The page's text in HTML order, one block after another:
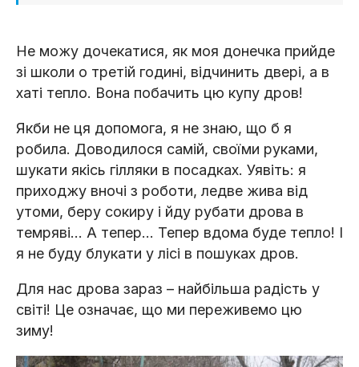
Не можу дочекатися, як моя донечка прийде
зі школи о третій годині, відчинить двері, а в
хаті тепло. Вона побачить цю купу дров!
Якби не ця допомога, я не знаю, що б я
робила. Доводилося самій, своїми руками,
шукати якісь гілляки в посадках. Уявіть: я
приходжу вночі з роботи, ледве жива від
утоми, беру сокиру і йду рубати дрова в
темряві... А тепер... Тепер вдома буде тепло! І
я не буду блукати у лісі в пошуках дров.
Для нас дрова зараз – найбільша радість у
світі! Це означає, що ми переживемо цю
зиму!